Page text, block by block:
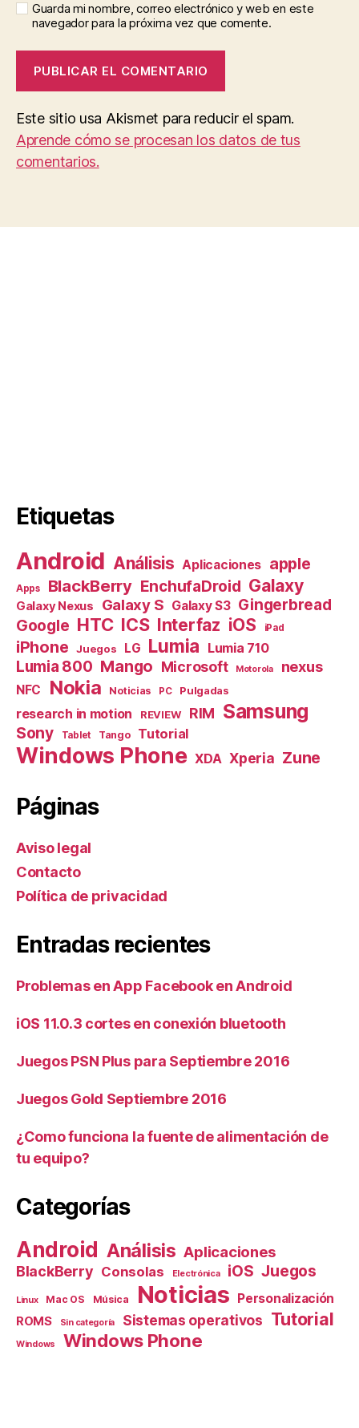
Guarda mi nombre, correo electrónico y web en este
navegador para la próxima vez que comente.
Este sitio usa Akismet para reducir el spam.
Aprende cómo se procesan los datos de tus
comentarios.
Etiquetas
Android Análisis Aplicaciones apple
Apps BlackBerry EnchufaDroid Galaxy
Galaxy Nexus Galaxy S Galaxy S3 Gingerbread
Google HTC ICS Interfaz iOS iPad
iPhone Juegos LG Lumia Lumia 710
Lumia 800 Mango Microsoft Motorola nexus
NFC Nokia Noticias PC Pulgadas
research in motion REVIEW RIM Samsung
Sony Tablet Tango Tutorial
Windows Phone XDA Xperia Zune
Páginas
Aviso legal
Contacto
Política de privacidad
Entradas recientes
Problemas en App Facebook en Android
iOS 11.0.3 cortes en conexión bluetooth
Juegos PSN Plus para Septiembre 2016
Juegos Gold Septiembre 2016
¿Como funciona la fuente de alimentación de
tu equipo?
Categorías
Android Análisis Aplicaciones
BlackBerry Consolas Electrónica iOS Juegos
Linux Mac OS Música Noticias Personalización
ROMS Sin categoría Sistemas operativos Tutorial
Windows Windows Phone